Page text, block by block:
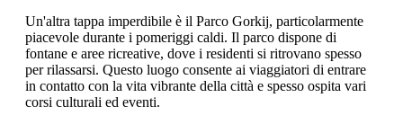
Un'altra tappa imperdibile è il Parco Gorkij, particolarmente
piacevole durante i pomeriggi caldi. Il parco dispone di
fontane e aree ricreative, dove i residenti si ritrovano spesso
per rilassarsi. Questo luogo consente ai viaggiatori di entrare
in contatto con la vita vibrante della città e spesso ospita vari
corsi culturali ed eventi.